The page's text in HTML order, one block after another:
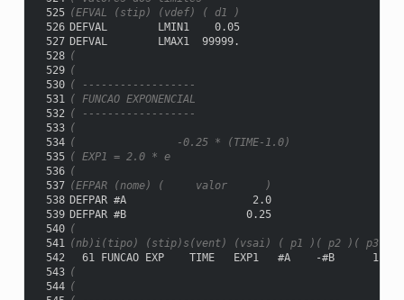
525 (EFVAL (stip) (vdef) ( d1 )
526 DEFVAL        LMIN1    0.05
527 DEFVAL        LMAX1  99999.
528 (
529 (
530 ( ------------------
531
( FUNCAO EXPONENCIAL
532 ( ------------------
533 (
534 (                -0.25 * (TIME-1.0)
535 ( EXP1 = 2.0 * e
536 (
537 (EFPAR (nome) (     valor      )
538 DEFPAR #A                    2.0
539 DEFPAR #B                   0.25
540 (
541
(nb)i(tipo) (stip)s(vent) (vsai) ( p1 )( p2 )( p3 )(
542
  61 FUNCAO EXP    TIME   EXP1   #A    -#B      1.0
543 (
544 (